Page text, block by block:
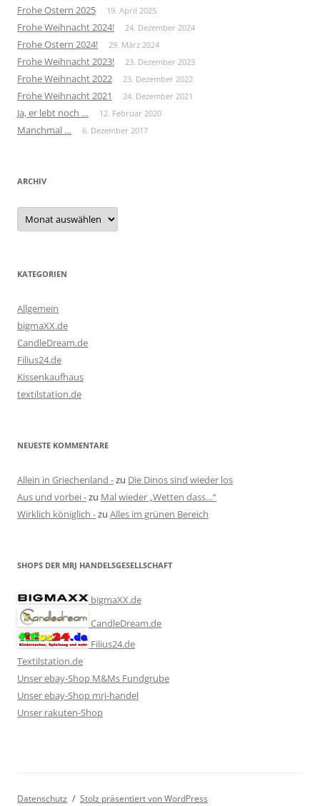
Frohe Ostern 2025 19. April 2025
Frohe Weihnacht 2024! 24. Dezember 2024
Frohe Ostern 2024! 29. März 2024
Frohe Weihnacht 2023! 23. Dezember 2023
Frohe Weihnacht 2022 23. Dezember 2022
Frohe Weihnacht 2021 24. Dezember 2021
Ja, er lebt noch … 12. Februar 2020
Manchmal … 6. Dezember 2017
ARCHIV
Archiv
KATEGORIEN
Allgemein
bigmaXX.de
CandleDream.de
Filius24.de
Kissenkaufhaus
textilstation.de
NEUESTE KOMMENTARE
Allein in Griechenland -zu Die Dinos sind wieder los
Aus und vorbei -zu Mal wieder „Wetten dass…“
Wirklich königlich -zu Alles im grünen Bereich
SHOPS DER MRJ HANDELSGESELLSCHAFT
bigmaXX.de
CandleDream.de
Filius24.de
Textilstation.de
Unser ebay-Shop M&Ms Fundgrube
Unser ebay-Shop mrj-handel
Unser rakuten-Shop
Datenschutz Stolz präsentiert von WordPress